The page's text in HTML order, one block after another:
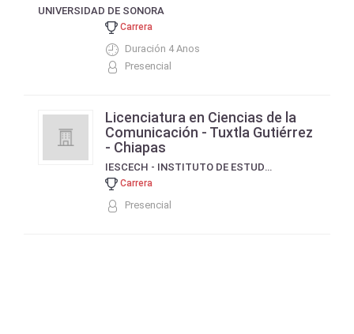
UNIVERSIDAD DE SONORA
Carrera
Duración 4 Anos
Presencial
Licenciatura en Ciencias de la
Comunicación - Tuxtla Gutiérrez
- Chiapas
IESCECH - INSTITUTO DE ESTUDIOS SUPERIORES DEL CENTRO DE CHIAPAS
Carrera
Presencial